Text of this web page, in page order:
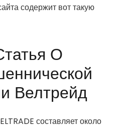
содержит вот такую
О
Велтрейд
составляет около